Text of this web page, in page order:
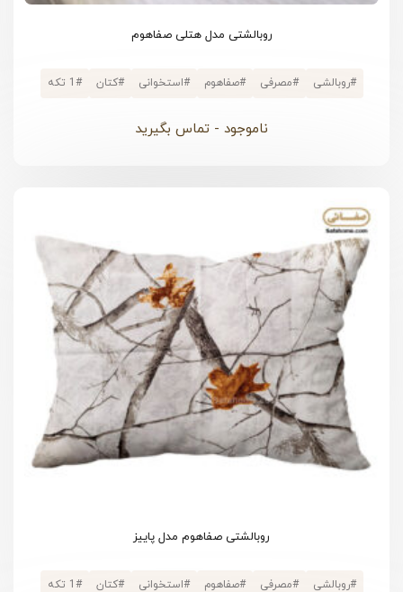
روبالشتی مدل هتلی صفاهوم
#روبالشی #مصرفی #صفاهوم #استخوانی #کتان #1 تکه
ناموجود - تماس بگیرید
روبالشتی صفاهوم مدل پاییز
#روبالشی #مصرفی #صفاهوم #استخوانی #کتان #1 تکه